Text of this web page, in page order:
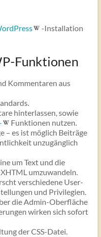
-Installation
Funktionen
Kommentaren aus
hinterlassen, sowie
Funktionen nutzen.
– es ist möglich Beiträge
unzugänglich
um Text und die
umzuwandeln.
verschiedene User-
und Privilegien.
die Admin-Oberfläche
wirken sich sofort
der CSS-Datei.